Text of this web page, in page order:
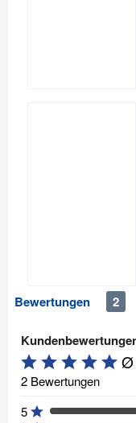
Bewertungen 2
Ø
2 Bewertungen
5